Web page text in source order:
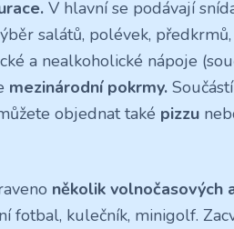
V hlavní se podávají
salátů, polévek,
a nealkoholické nápoje
mezinárodní pokrmy.
objednat také pizzu
několik volnočasových
fotbal, kulečník, minigolf.